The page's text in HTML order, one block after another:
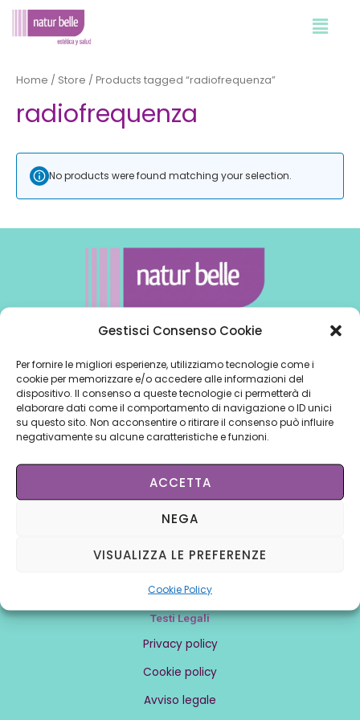
Gestisci Consenso Cookie
Per fornire le migliori esperienze, utilizziamo tecnologie come i
cookie per memorizzare e/o accedere alle informazioni del
dispositivo. Il consenso a queste tecnologie ci permetterà di
elaborare dati come il comportamento di navigazione o ID unici
su questo sito. Non acconsentire o ritirare il consenso può influire
negativamente su alcune caratteristiche e funzioni.
ACCETTA
NEGA
VISUALIZZA LE PREFERENZE
Cookie Policy
Vai
Home / Store / Products tagged “radiofrequenza”
radiofrequenza
No products were found matching your selection.
Conoscere noi
Chi siamo
Contattaci
Affiliati
Intranet
Testi Legali
Privacy policy
Cookie policy
Avviso legale